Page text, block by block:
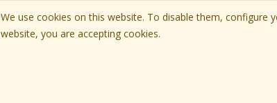
We use cookies on this website. To disable them, configure
website, you are accepting cookies.